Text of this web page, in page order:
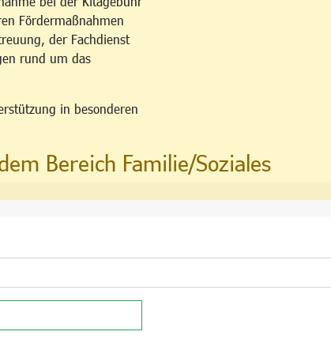
Fördermaßnahmen
der Fachdienst
rund um das
in besonderen
Bereich Familie/Soziales